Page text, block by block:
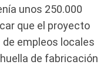
unos 250.000
que el proyecto
empleos locales
de fabricación